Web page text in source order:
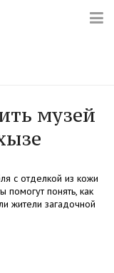
музей
с отделкой из кожи
помогут понять, как
жители загадочной